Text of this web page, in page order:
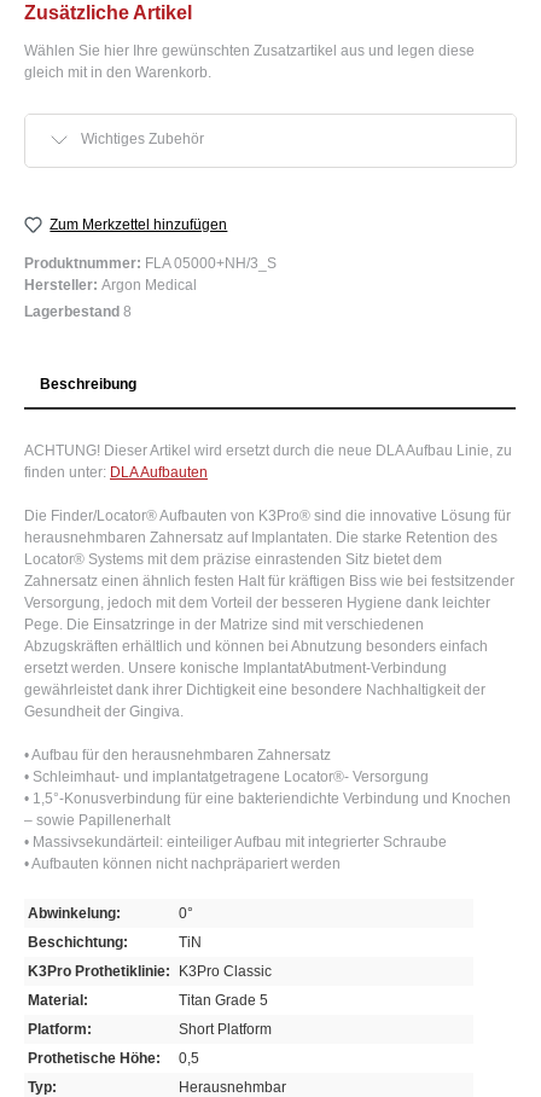
Zusätzliche Artikel
Wählen Sie hier Ihre gewünschten Zusatzartikel aus und legen diese
gleich mit in den Warenkorb.
Wichtiges Zubehör
Zum Merkzettel hinzufügen
Produktnummer: FLA 05000+NH/3_S
Hersteller: Argon Medical
Lagerbestand 8
Beschreibung
ACHTUNG! Dieser Artikel wird ersetzt durch die neue DLA Aufbau Linie, zu
finden unter: DLA Aufbauten
Die Finder/Locator® Aufbauten von K3Pro® sind die innovative Lösung für
herausnehmbaren Zahnersatz auf Implantaten. Die starke Retention des
Locator® Systems mit dem präzise einrastenden Sitz bietet dem
Zahnersatz einen ähnlich festen Halt für kräftigen Biss wie bei festsitzender
Versorgung, jedoch mit dem Vorteil der besseren Hygiene dank leichter
Pege. Die Einsatzringe in der Matrize sind mit verschiedenen
Abzugskräften erhältlich und können bei Abnutzung besonders einfach
ersetzt werden. Unsere konische ImplantatAbutment-Verbindung
gewährleistet dank ihrer Dichtigkeit eine besondere Nachhaltigkeit der
Gesundheit der Gingiva.
• Aufbau für den herausnehmbaren Zahnersatz
• Schleimhaut- und implantatgetragene Locator®- Versorgung
• 1,5°-Konusverbindung für eine bakteriendichte Verbindung und Knochen
– sowie Papillenerhalt
• Massivsekundärteil: einteiliger Aufbau mit integrierter Schraube
• Aufbauten können nicht nachpräpariert werden
Abwinkelung:
0°
Beschichtung:
TiN
K3Pro Prothetiklinie:
K3Pro Classic
Material:
Titan Grade 5
Platform:
Short Platform
Prothetische Höhe:
0,5
Typ:
Herausnehmbar